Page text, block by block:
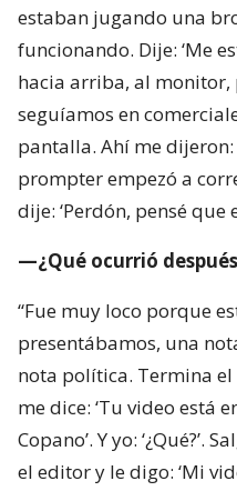
estaban jugando una
funcionando. Dije: ‘Me
hacia arriba, al
seguíamos en
pantalla. Ahí me dijeron:
prompter empezó a
dije: ‘Perdón, pensé que
—¿Qué ocurrió
“Fue muy loco porque
presentábamos, una
nota política. Termina
me dice: ‘Tu video está
Copano’. Y yo: ‘¿Qué?’.
el editor y le digo: ‘Mi